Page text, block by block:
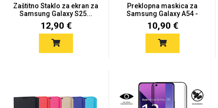
Zaštitno Staklo za ekran za
Samsung Galaxy S25...
12,90 €
Preklopna maskica za
Samsung Galaxy A54 -
Više...
10,90 €